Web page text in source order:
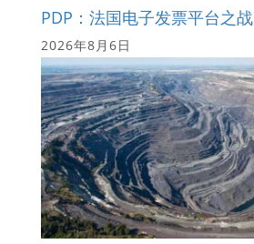
PDP：法国电子发票平台之战
2026年8月6日